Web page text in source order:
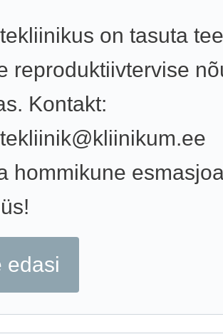
on tasuta
reproduktiivtervise
Kontakt:
hommikune
edasi